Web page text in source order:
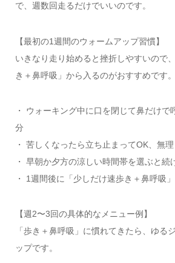
で、週数回走るだけでいいのです。
【最初の1週間のウォームアップ習慣】
いきなり走り始めると挫折しやすいので
き＋鼻呼吸」から入るのがおすすめです。
・ ウォーキング中に口を閉じて鼻だけで
分
・ 苦しくなったら立ち止まってOK、無
・ 早朝か夕方の涼しい時間帯を選ぶと続
・ 1週間後に「少しだけ速歩き＋鼻呼吸
【週2〜3回の具体的なメニュー例】
「歩き＋鼻呼吸」に慣れてきたら、ゆる
ップです。